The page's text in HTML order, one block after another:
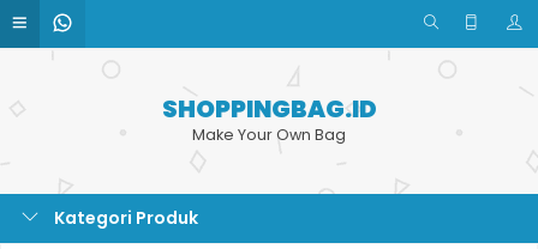
SHOPPINGBAG.ID
Make Your Own Bag
Kategori Produk